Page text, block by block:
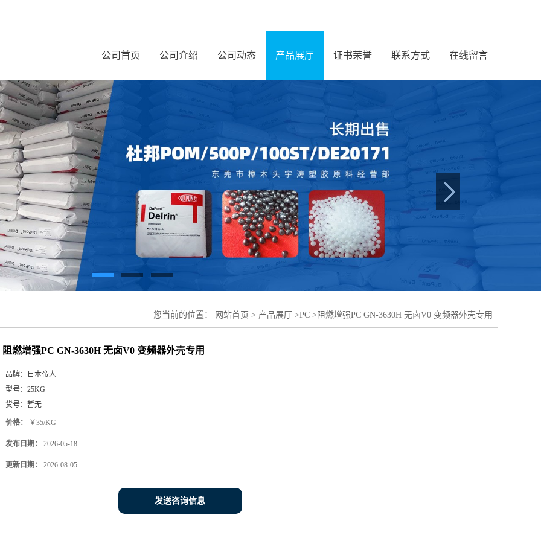
公司首页 公司介绍 公司动态 产品展厅 证书荣誉 联系方式 在线留言
您当前的位置： 网站首页 > 产品展厅 >PC > 阻燃增强PC GN-3630H 无卤V0 变频器外壳专用
阻燃增强PC GN-3630H 无卤V0 变频器外壳专用
品牌：
日本帝人
型号： 25KG
货号： 暂无
价格： ￥35/KG
发布日期： 2026-05-18
更新日期： 2026-08-05
发送咨询信息